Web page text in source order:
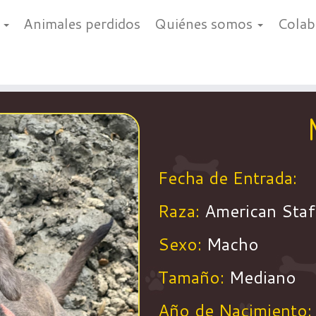
Animales perdidos Quiénes somos
Fecha de Entrada:
Raza: American
Sexo: Macho
Tamaño: Mediano
Año de Nacimiento: